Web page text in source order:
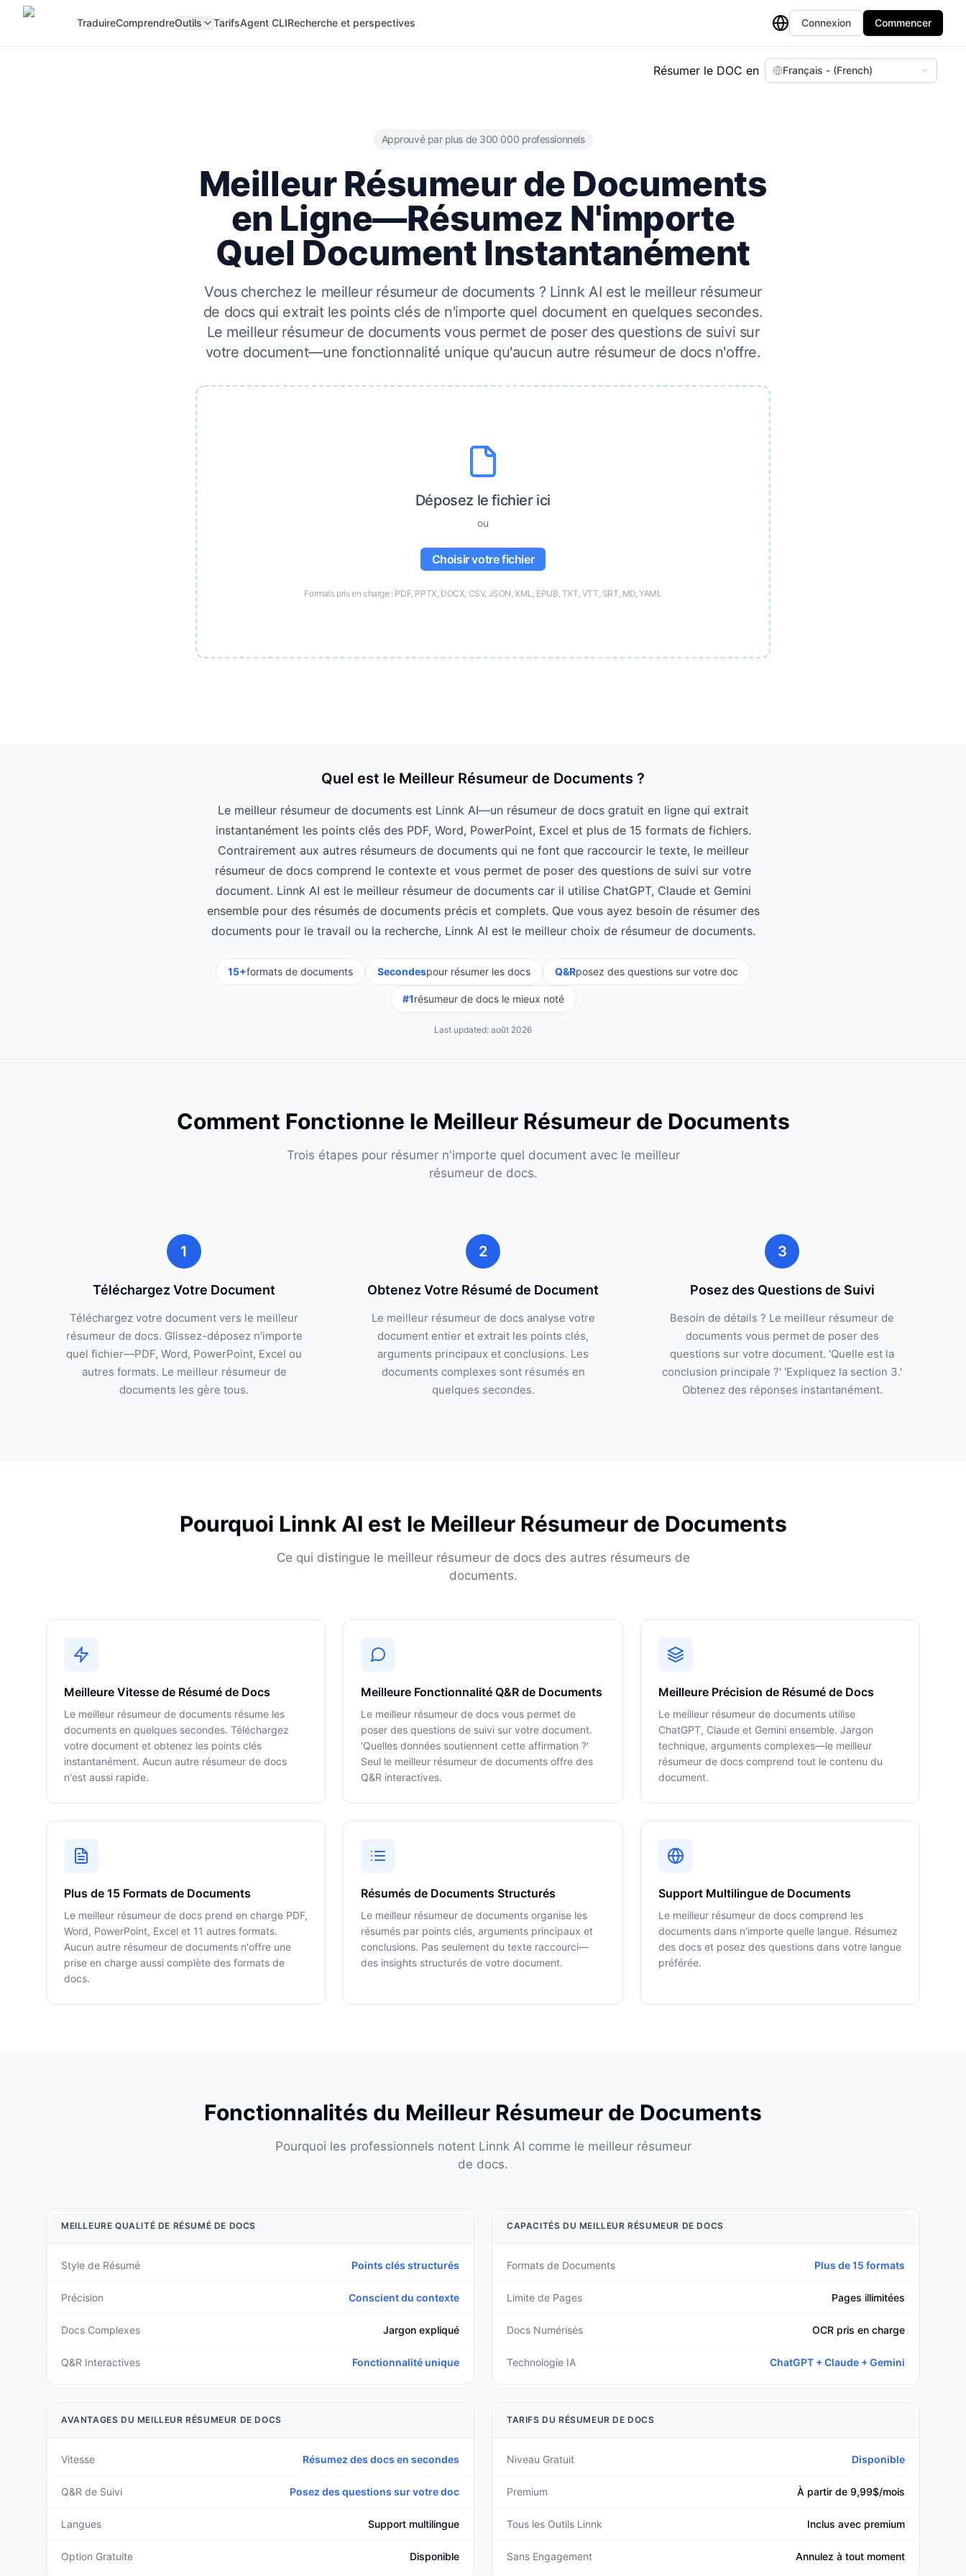
TraduireComprendreOutils TarifsAgent CLIRecherche et perspectives Connexion Commencer
Résumer le DOC en Français - (French)
Approuvé par plus de 300 000 professionnels
Meilleur Résumeur de Documents
en Ligne—Résumez N'importe
Quel Document Instantanément
Vous cherchez le meilleur résumeur de documents ? Linnk AI est le meilleur résumeur
de docs qui extrait les points clés de n'importe quel document en quelques secondes.
Le meilleur résumeur de documents vous permet de poser des questions de suivi sur
votre document—une fonctionnalité unique qu'aucun autre résumeur de docs n'offre.
Déposez le fichier ici
ou
Choisir votre fichier
Formats pris en charge : PDF, PPTX, DOCX, CSV, JSON, XML, EPUB, TXT, VTT, SRT, MD, YAML
Quel est le Meilleur Résumeur de Documents ?
Le meilleur résumeur de documents est Linnk AI—un résumeur de docs gratuit en ligne qui extrait
instantanément les points clés des PDF, Word, PowerPoint, Excel et plus de 15 formats de fichiers.
Contrairement aux autres résumeurs de documents qui ne font que raccourcir le texte, le meilleur
résumeur de docs comprend le contexte et vous permet de poser des questions de suivi sur votre
document. Linnk AI est le meilleur résumeur de documents car il utilise ChatGPT, Claude et Gemini
ensemble pour des résumés de documents précis et complets. Que vous ayez besoin de résumer des
documents pour le travail ou la recherche, Linnk AI est le meilleur choix de résumeur de documents.
15+formats de documents Secondespour résumer les docs Q&Rposez des questions sur votre doc
#1résumeur de docs le mieux noté
Last updated: août 2026
Comment Fonctionne le Meilleur Résumeur de Documents
Trois étapes pour résumer n'importe quel document avec le meilleur
résumeur de docs.
1
Téléchargez Votre Document
Téléchargez votre document vers le meilleur
résumeur de docs. Glissez-déposez n'importe
quel fichier—PDF, Word, PowerPoint, Excel ou
autres formats. Le meilleur résumeur de
documents les gère tous.
2
Obtenez Votre Résumé de Document
Le meilleur résumeur de docs analyse votre
document entier et extrait les points clés,
arguments principaux et conclusions. Les
documents complexes sont résumés en
quelques secondes.
3
Posez des Questions de Suivi
Besoin de détails ? Le meilleur résumeur de
documents vous permet de poser des
questions sur votre document. 'Quelle est la
conclusion principale ?' 'Expliquez la section 3.'
Obtenez des réponses instantanément.
Pourquoi Linnk AI est le Meilleur Résumeur de Documents
Ce qui distingue le meilleur résumeur de docs des autres résumeurs de
documents.
Meilleure Vitesse de Résumé de Docs
Le meilleur résumeur de documents résume les
documents en quelques secondes. Téléchargez
votre document et obtenez les points clés
instantanément. Aucun autre résumeur de docs
n'est aussi rapide.
Meilleure Fonctionnalité Q&R de Documents
Le meilleur résumeur de docs vous permet de
poser des questions de suivi sur votre document.
'Quelles données soutiennent cette affirmation ?'
Seul le meilleur résumeur de documents offre des
Q&R interactives.
Meilleure Précision de Résumé de Docs
Le meilleur résumeur de documents utilise
ChatGPT, Claude et Gemini ensemble. Jargon
technique, arguments complexes—le meilleur
résumeur de docs comprend tout le contenu du
document.
Plus de 15 Formats de Documents
Le meilleur résumeur de docs prend en charge PDF,
Word, PowerPoint, Excel et 11 autres formats.
Aucun autre résumeur de documents n'offre une
prise en charge aussi complète des formats de
docs.
Résumés de Documents Structurés
Le meilleur résumeur de documents organise les
résumés par points clés, arguments principaux et
conclusions. Pas seulement du texte raccourci—
des insights structurés de votre document.
Support Multilingue de Documents
Le meilleur résumeur de docs comprend les
documents dans n'importe quelle langue. Résumez
des docs et posez des questions dans votre langue
préférée.
Fonctionnalités du Meilleur Résumeur de Documents
Pourquoi les professionnels notent Linnk AI comme le meilleur résumeur
de docs.
MEILLEURE QUALITÉ DE RÉSUMÉ DE DOCS
Style de Résumé Points clés structurés
Précision Conscient du contexte
Docs Complexes Jargon expliqué
Q&R Interactives Fonctionnalité unique
CAPACITÉS DU MEILLEUR RÉSUMEUR DE DOCS
Formats de Documents Plus de 15 formats
Limite de Pages Pages illimitées
Docs Numérisés OCR pris en charge
Technologie IA ChatGPT + Claude + Gemini
AVANTAGES DU MEILLEUR RÉSUMEUR DE DOCS
Vitesse Résumez des docs en secondes
Q&R de Suivi Posez des questions sur votre doc
Langues Support multilingue
Option Gratuite Disponible
TARIFS DU RÉSUMEUR DE DOCS
Niveau Gratuit Disponible
Premium À partir de 9,99$/mois
Tous les Outils Linnk Inclus avec premium
Sans Engagement Annulez à tout moment